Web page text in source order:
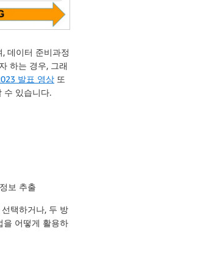
데이터 준비과정
하는 경우, 그래
발표 영상 또
수 있습니다.
보 추출
택하거나, 두 방
을 어떻게 활용하